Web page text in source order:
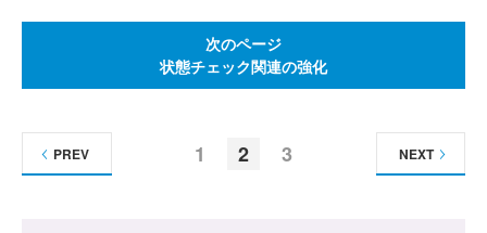
次のページ
状態チェック関連の強化
1 2 3
PREV NEXT